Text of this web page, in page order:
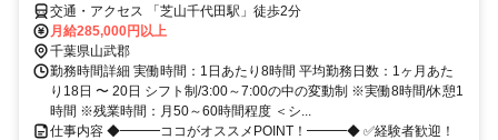
交通・アクセス 「芝山千代田駅」徒歩2分
月給285,000円以上
千葉県山武郡
勤務時間詳細 実働時間：1日あたり8時間 平均勤務日数：1ヶ月あた
り18日 〜 20日 シフト制/3:00～7:00の中の変動制 ※実働8時間/休憩1
時間 ※残業時間：月50～60時間程度 ＜シ...
仕事内容 ◆━━━ココがオススメPOINT！━━━◆ ✅経験者歓迎！